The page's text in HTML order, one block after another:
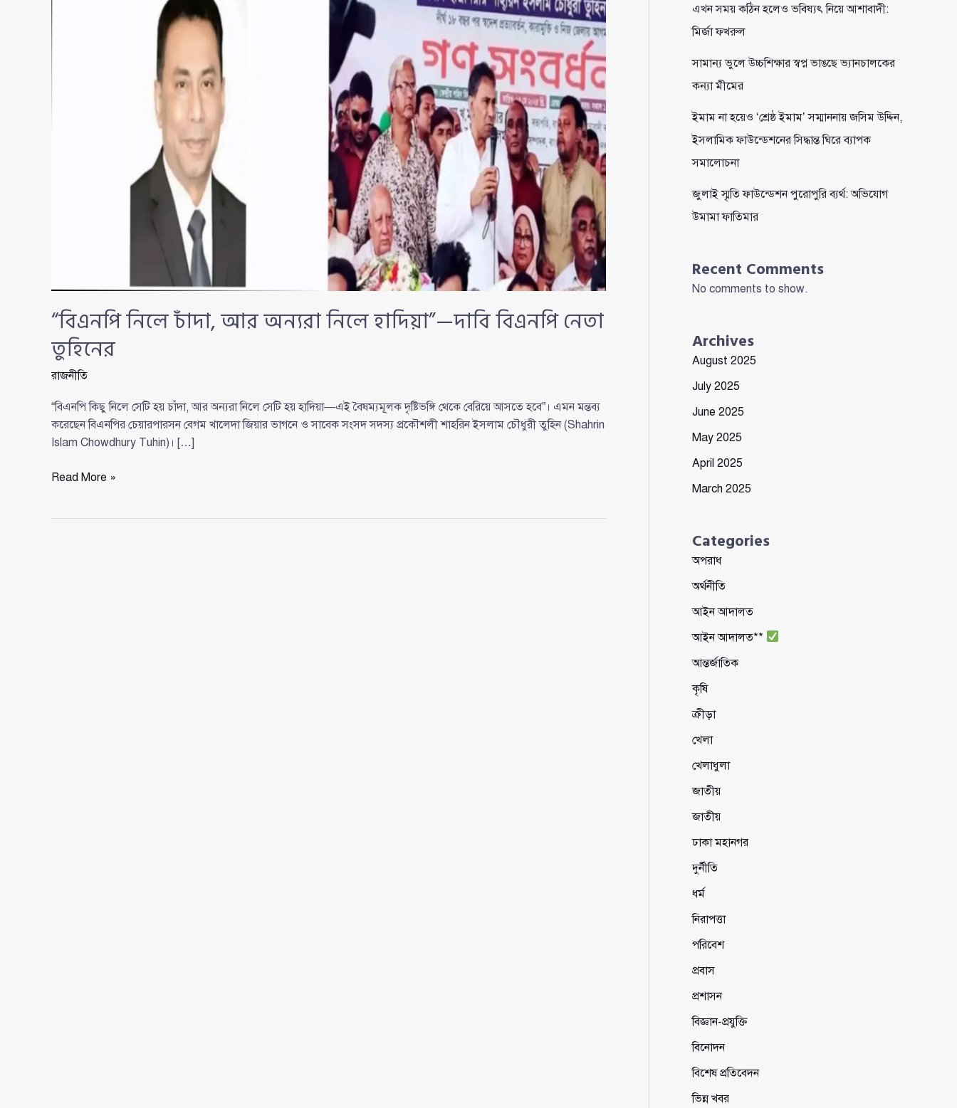
“বিএনপি নিলে চাঁদা, আর অন্যরা নিলে হাদিয়া”—দাবি বিএনপি নেতা
তুহিনের
রাজনীতি
“বিএনপি কিছু নিলে সেটি হয় চাঁদা, আর অন্যরা নিলে সেটি হয় হাদিয়া—এই বৈষম্যমূলক দৃষ্টিভঙ্গি থেকে বেরিয়ে আসতে হবে”। এমন মন্তব্য
করেছেন বিএনপির চেয়ারপারসন বেগম খালেদা জিয়ার ভাগনে ও সাবেক সংসদ সদস্য প্রকৌশলী শাহরিন ইসলাম চৌধুরী তুহিন (Shahrin
Islam Chowdhury Tuhin)। […]
“বিএনপি
Read More »
এখন সময় কঠিন হলেও ভবিষ্যৎ নিয়ে আশাবাদী:
মির্জা ফখরুল
সামান্য ভুলে উচ্চশিক্ষার স্বপ্ন ভাঙছে ভ্যানচালকের
কন্যা মীমের
ইমাম না হয়েও ‘শ্রেষ্ঠ ইমাম’ সম্মাননায় জসিম উদ্দিন,
ইসলামিক ফাউন্ডেশনের সিদ্ধান্ত ঘিরে ব্যাপক
সমালোচনা
জুলাই স্মৃতি ফাউন্ডেশন পুরোপুরি ব্যর্থ: অভিযোগ
উমামা ফাতিমার
Recent Comments
No comments to show.
Archives
August 2025
July 2025
June 2025
May 2025
April 2025
March 2025
Categories
অপরাধ
অর্থনীতি
আইন আদালত
আইন আদালত**
আন্তর্জাতিক
কৃষি
ক্রীড়া
খেলা
খেলাধুলা
জাতীয়
জাতীয়
ঢাকা মহানগর
দুর্নীতি
ধর্ম
নিরাপত্তা
পরিবেশ
প্রবাস
প্রশাসন
বিজ্ঞান-প্রযুক্তি
বিনোদন
বিশেষ প্রতিবেদন
ভিন্ন খবর